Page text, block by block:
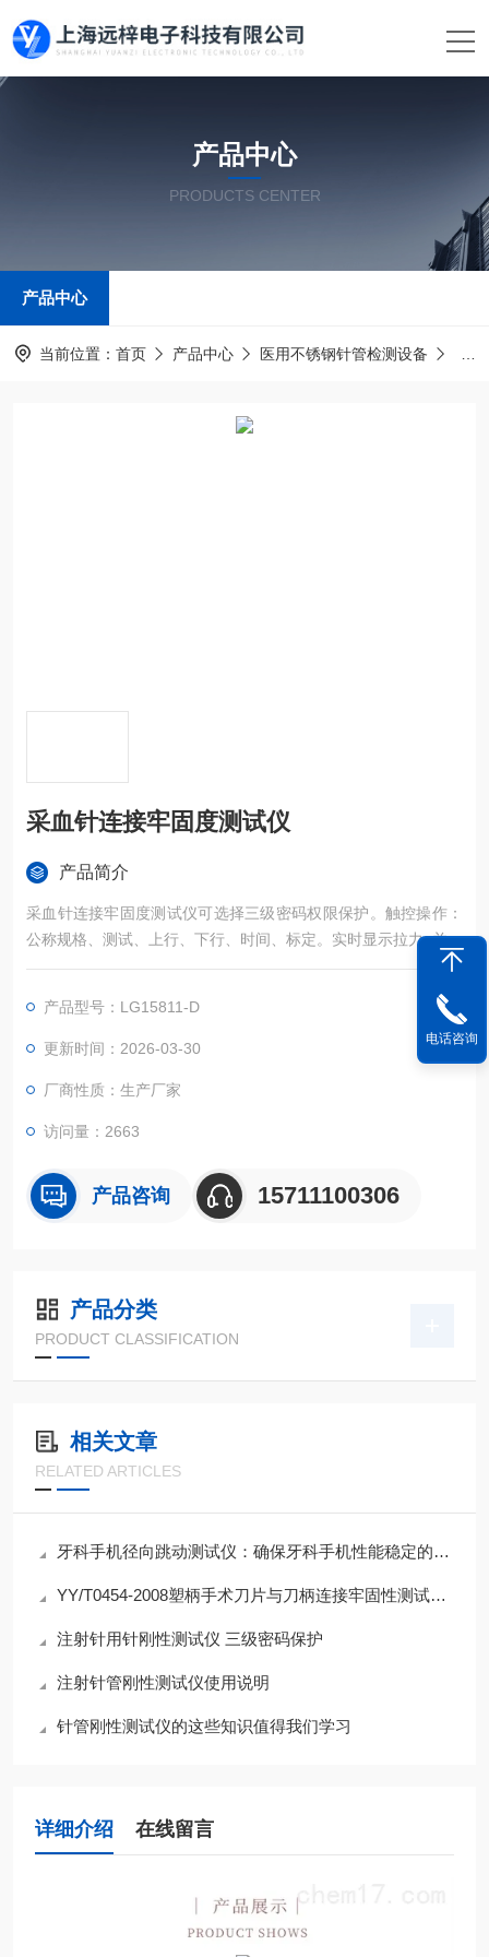
产品中心
PRODUCTS CENTER
产品中心
当前位置： 首页 产品中心 医用不锈钢针管检测设备
采血针连接牢固度测试仪
产品简介
采血针连接牢固度测试仪可选择三级密码权限保护。触控操作：
公称规格、测试、上行、下行、时间、标定。实时显示拉力. 并由
机载打印机打印测试结果。
产品型号：LG15811-D
更新时间：2026-03-30
厂商性质：生产厂家
访问量：2663
产品咨询 15711100306
产品分类
PRODUCT CLASSIFICATION
相关文章
RELATED ARTICLES
牙科手机径向跳动测试仪：确保牙科手机性能稳定的重要手段
YY/T0454-2008塑柄手术刀片与刀柄连接牢固性测试仪介绍
注射针用针刚性测试仪 三级密码保护
注射针管刚性测试仪使用说明
针管刚性测试仪的这些知识值得我们学习
详细介绍 在线留言
电话咨询